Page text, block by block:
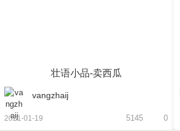
壮语小品-卖西瓜
vangzhaij
2021-01-19 5145 0